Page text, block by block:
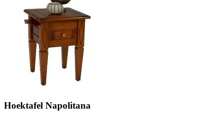
Hoektafel Napolitana